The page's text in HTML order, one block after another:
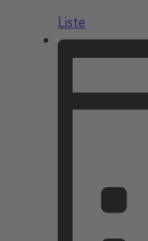
Liste